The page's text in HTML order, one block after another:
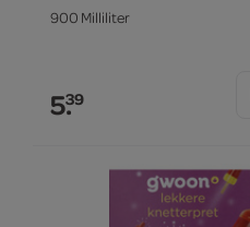
900 Milliliter
5.39